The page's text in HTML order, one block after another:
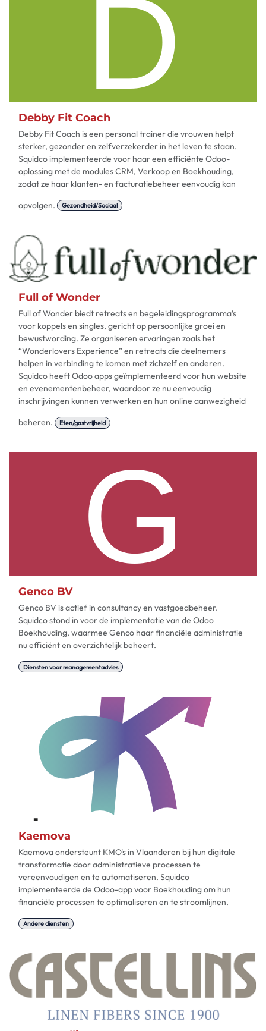
Debby Fit Coach
Debby Fit Coach is een personal trainer die vrouwen helpt
sterker, gezonder en zelfverzekerder in het leven te staan.
Squidco implementeerde voor haar een efficiënte Odoo-
oplossing met de modules CRM, Verkoop en Boekhouding,
zodat ze haar klanten- en facturatiebeheer eenvoudig kan
opvolgen.
Gezondheid/Sociaal
Full of Wonder
Full of Wonder biedt retreats en begeleidingsprogramma’s
voor koppels en singles, gericht op persoonlijke groei en
bewustwording. Ze organiseren ervaringen zoals het
“Wonderlovers Experience” en retreats die deelnemers
helpen in verbinding te komen met zichzelf en anderen.
Squidco heeft Odoo apps geïmplementeerd voor hun website
en evenementenbeheer, waardoor ze nu eenvoudig
inschrijvingen kunnen verwerken en hun online aanwezigheid
beheren.
Eten/gastvrijheid
Genco BV
Genco BV is actief in consultancy en vastgoedbeheer.
Squidco stond in voor de implementatie van de Odoo
Boekhouding, waarmee Genco haar financiële administratie
nu efficiënt en overzichtelijk beheert.
Diensten voor managementadvies
Kaemova
Kaemova ondersteunt KMO's in Vlaanderen bij hun digitale
transformatie door administratieve processen te
vereenvoudigen en te automatiseren. Squidco
implementeerde de Odoo-app voor Boekhouding om hun
financiële processen te optimaliseren en te stroomlijnen.​
Andere diensten